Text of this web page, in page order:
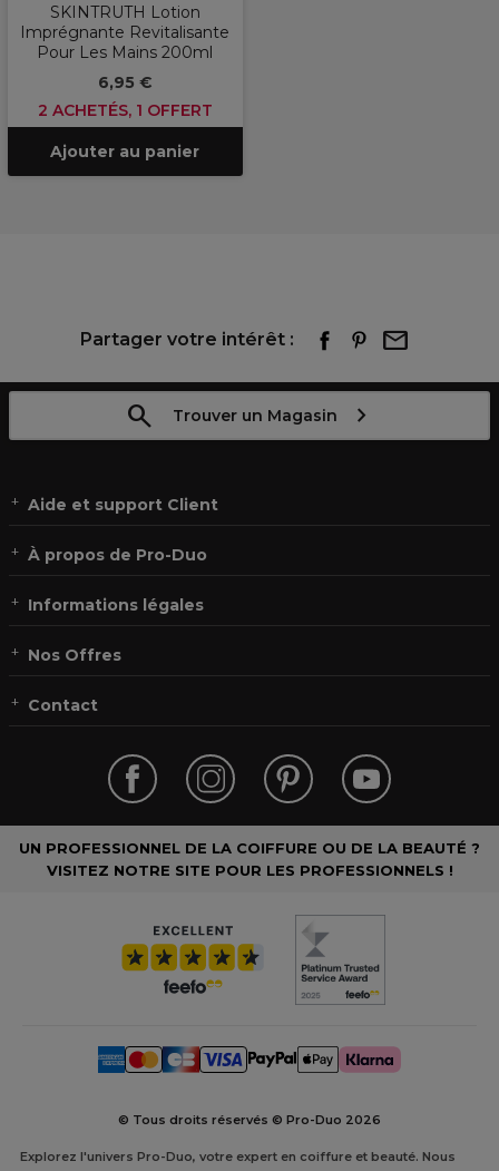
SKINTRUTH Lotion
Imprégnante Revitalisante
Pour Les Mains 200ml
6,95 €
2 ACHETÉS, 1 OFFERT
Ajouter au panier
Partager votre intérêt :
Trouver un Magasin
Aide et support Client
À propos de Pro-Duo
Informations légales
Nos Offres
Contact
UN PROFESSIONNEL DE LA COIFFURE OU DE LA BEAUTÉ ?
VISITEZ NOTRE SITE POUR LES PROFESSIONNELS !
© Tous droits réservés © Pro-Duo 2026
Explorez l'univers Pro-Duo, votre expert en coiffure et beauté. Nous